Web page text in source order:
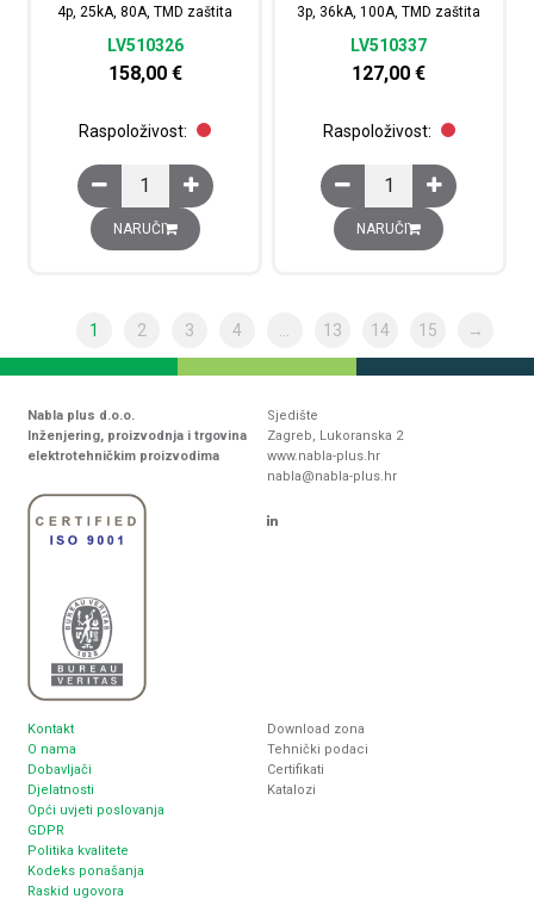
4p, 25kA, 80A, TMD zaštita
LV510326
158,00 €
Raspoloživost:
Kompaktni prekidač CVS100B, 4p, 25kA, 80A, TMD
NARUČI
3p, 36kA, 100A, TMD zaštita
LV510337
127,00€
Raspoloživost:
Kompaktni prekidač
NARUČI
1 2 3 4 13 14 15 →
Nabla plus d.o.o.
Inženjering, proizvodnja i trgovina
elektrotehničkim proizvodima
Sjedište
Zagreb, Lukoranska 2
www.nabla-plus.hr
nabla@nabla-plus.hr
Kontakt
O nama
Dobavljači
Djelatnosti
Opći uvjeti poslovanja
GDPR
Politika kvalitete
Kodeks ponašanja
Raskid ugovora
Download zona
Tehnički podaci
Certifikati
Katalozi